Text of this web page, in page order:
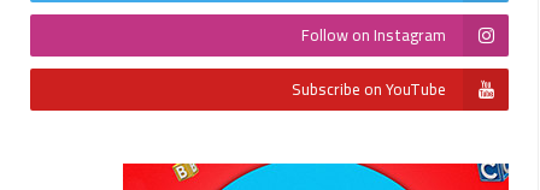
Follow on Instagram
Subscribe on YouTube